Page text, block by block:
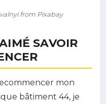
from Pixabay
SAVOIR
mon
bâtiment 44, je